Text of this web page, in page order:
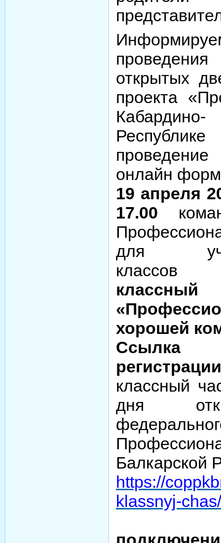
открытых
проекта
онлайн
19 апреля
17.00
для
хорошей
классный
дня
Балкарской
https://
klassnyj-chas/